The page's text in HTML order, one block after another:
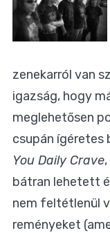
zenekarról van
igazság, hogy
meglehetősen
csupán
You Daily Crave
bátran lehetett
nem feltétlenül
reményeket